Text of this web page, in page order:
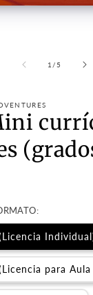
1 /of5
para